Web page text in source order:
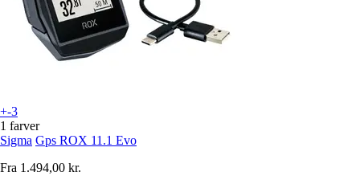
+-3
1 farver
Sigma Gps ROX 11.1 Evo
Fra 1.494,00 kr.